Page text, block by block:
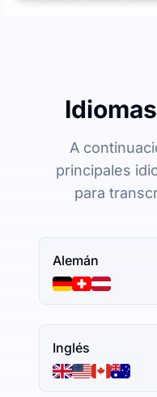
A
principales
para
Alemán
Inglés